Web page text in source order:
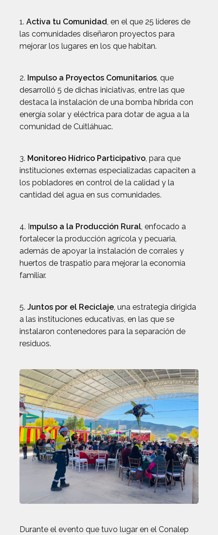
1. Activa tu Comunidad, en el que 25 líderes de
las comunidades diseñaron proyectos para
mejorar los lugares en los que habitan.
2. Impulso a Proyectos Comunitarios, que
desarrolló 5 de dichas iniciativas, entre las que
destaca la instalación de una bomba híbrida con
energía solar y eléctrica para dotar de agua a la
comunidad de Cuitláhuac.
3. Monitoreo Hídrico Participativo, para que
instituciones externas especializadas capaciten a
los pobladores en control de la calidad y la
cantidad del agua en sus comunidades.
4. Impulso a la Producción Rural, enfocado a
fortalecer la producción agrícola y pecuaria,
además de apoyar la instalación de corrales y
huertos de traspatio para mejorar la economía
familiar.
5. Juntos por el Reciclaje, una estrategia dirigida
a las instituciones educativas, en las que se
instalaron contenedores para la separación de
residuos.
Durante el evento que tuvo lugar en el Conalep